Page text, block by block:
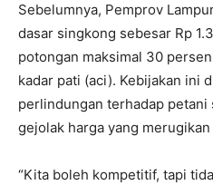
Sebelumnya, Pemprov
dasar singkong sebesar Rp
potongan maksimal 30
kadar pati (aci). Kebijakan ini
perlindungan terhadap petani
gejolak harga yang
“Kita boleh kompetitif, tapi